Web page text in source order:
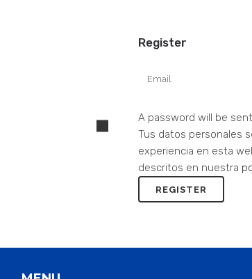
Register
A password will be
Tus datos personales
experiencia en esta
descritos en nuestra